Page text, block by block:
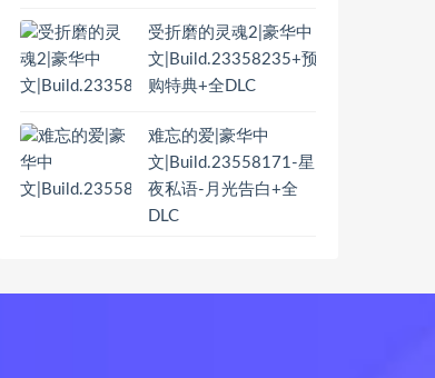
受折磨的灵魂2|豪华中
文|Build.23358235+预
购特典+全DLC
难忘的爱|豪华中
文|Build.23558171-星
夜私语-月光告白+全
DLC